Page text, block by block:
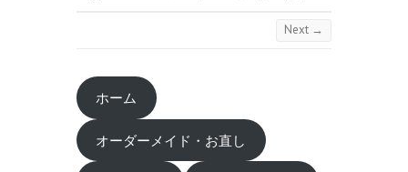
Next →
ホーム
オーダーメイド・お直し